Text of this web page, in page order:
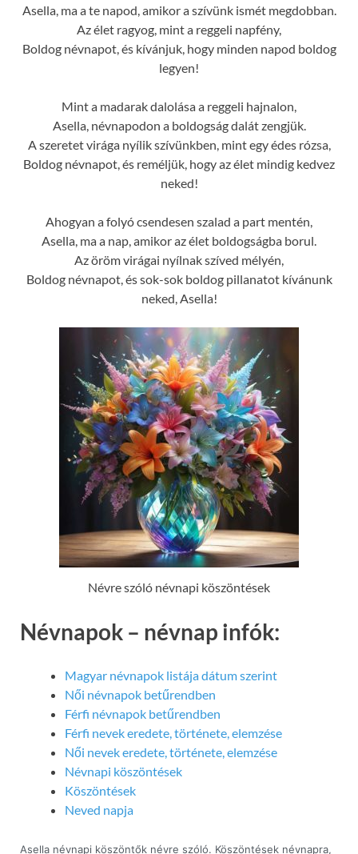
Asella, ma a te napod, amikor a szívünk ismét megdobban.
Az élet ragyog, mint a reggeli napfény,
Boldog névnapot, és kívánjuk, hogy minden napod boldog
legyen!
Mint a madarak dalolása a reggeli hajnalon,
Asella, névnapodon a boldogság dalát zengjük.
A szeretet virága nyílik szívünkben, mint egy édes rózsa,
Boldog névnapot, és reméljük, hogy az élet mindig kedvez
neked!
Ahogyan a folyó csendesen szalad a part mentén,
Asella, ma a nap, amikor az élet boldogságba borul.
Az öröm virágai nyílnak szíved mélyén,
Boldog névnapot, és sok-sok boldog pillanatot kívánunk
neked, Asella!
Névre szóló névnapi köszöntések
Névnapok – névnap infók:
Magyar névnapok listája dátum szerint
Női névnapok betűrendben
Férfi névnapok betűrendben
Férfi nevek eredete, története, elemzése
Női nevek eredete, története, elemzése
Névnapi köszöntések
Köszöntések
Neved napja
Asella névnapi köszöntők névre szóló. Köszöntések névnapra,